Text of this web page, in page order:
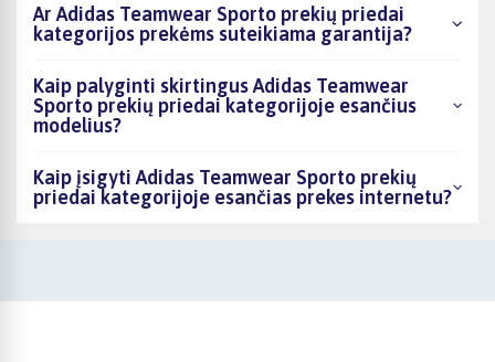
Ar Adidas Teamwear Sporto prekių priedai
kategorijos prekėms suteikiama garantija?
Kaip palyginti skirtingus Adidas Teamwear
Sporto prekių priedai kategorijoje esančius
modelius?
Kaip įsigyti Adidas Teamwear Sporto prekių
priedai kategorijoje esančias prekes internetu?